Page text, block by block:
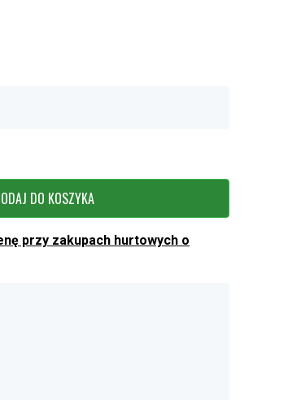
DO KOSZYKA
przy zakupach hurtowych o